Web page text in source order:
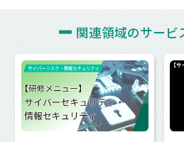
関連領域のサービ